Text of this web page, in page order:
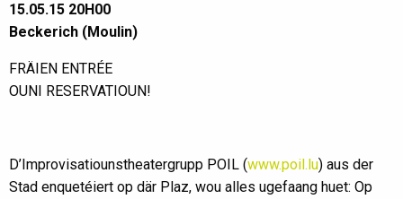
15.05.15 20H00
Beckerich (Moulin)
FRÄIEN ENTRÉE
OUNI RESERVATIOUN!
D’Improvisatiounstheatergrupp POIL (www.poil.lu) aus der
Stad enquetéiert op där Plaz, wou alles ugefaang huet: Op